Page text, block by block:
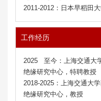
2011-2012：日本早稻田
工作经历
2025 至今： 上海交通大
绝缘研究中心，特聘教授
2018-2025：上海交通大学
绝缘研究中心，教授